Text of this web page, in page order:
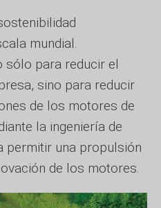
mundial.
sólo para reducir el
sino para reducir
de los motores de
la ingeniería de
permitir una propulsión
de los motores.